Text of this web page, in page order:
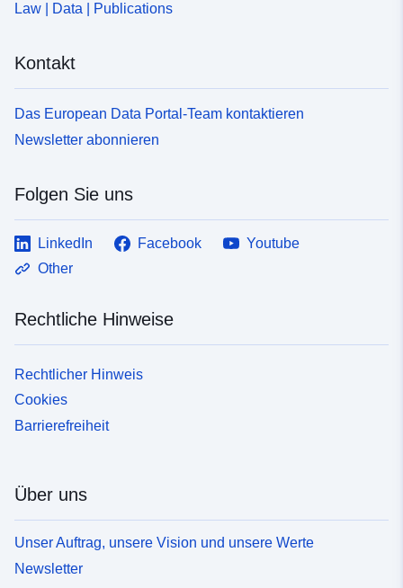
Law | Data | Publications
Kontakt
Das European Data Portal-Team kontaktieren
Newsletter abonnieren
Folgen Sie uns
LinkedIn Facebook
Youtube
Other
Rechtliche Hinweise
Rechtlicher Hinweis
Cookies
Barrierefreiheit
Über uns
Unser Auftrag, unsere Vision und unsere Werte
Newsletter